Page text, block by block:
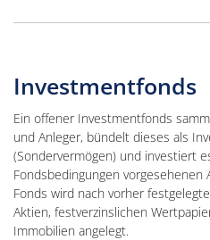
Investmentfonds
Ein offener Investmentfonds
und Anleger, bündelt dieses als
(Sondervermögen) und investiert
Fondsbedingungen vorgesehenen
Fonds wird nach vorher
Aktien, festverzinslichen
Immobilien angelegt.